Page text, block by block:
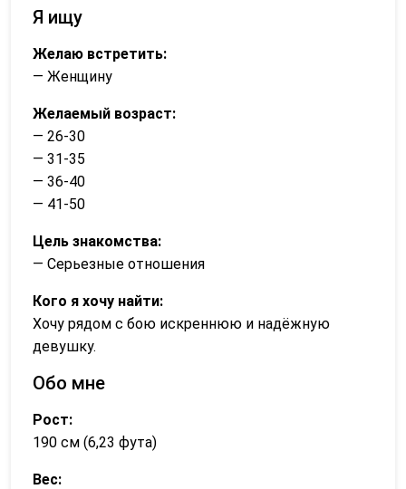
Я ищу
Желаю встретить:
— Женщину
Желаемый возраст:
— 26-30
— 31-35
— 36-40
— 41-50
Цель знакомства:
— Серьезные отношения
Кого я хочу найти:
Хочу рядом с бою искреннюю и надёжную
девушку.
Обо мне
Рост:
190 см (6,23 фута)
Вес: